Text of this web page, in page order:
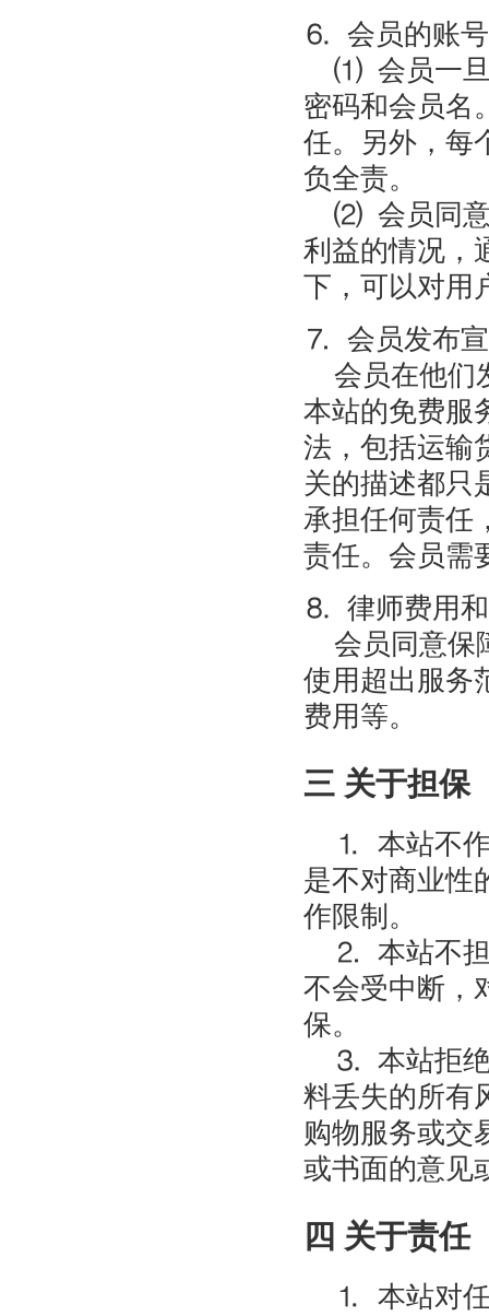
⒍ 会员的账
⑴ 会员一旦
密码和会员名
任。另外，每
负全责。
⑵ 会员同意
利益的情况，
下，可以对用
⒎ 会员发布
会员在他们
本站的免费服
法，包括运输
关的描述都只
承担任何责任
责任。会员需
⒏ 律师费用
会员同意保
使用超出服务
费用等。
三 关于担保
⒈ 本站不作
是不对商业性
作限制。
⒉ 本站不担
不会受中断，
保。
⒊ 本站拒绝
料丢失的所有
购物服务或交
或书面的意见
四 关于责任
⒈ 本站对任